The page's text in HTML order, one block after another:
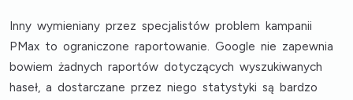
Inny wymieniany przez specjalistów problem kampanii
PMax toograniczone raportowanie. Google nie zapewnia
bowiem żadnych raportów dotyczących wyszukiwanych
haseł, a dostarczane przez niego statystyki są bardzo